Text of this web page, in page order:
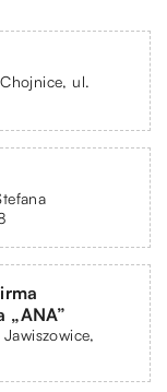
ul.
„ANA”